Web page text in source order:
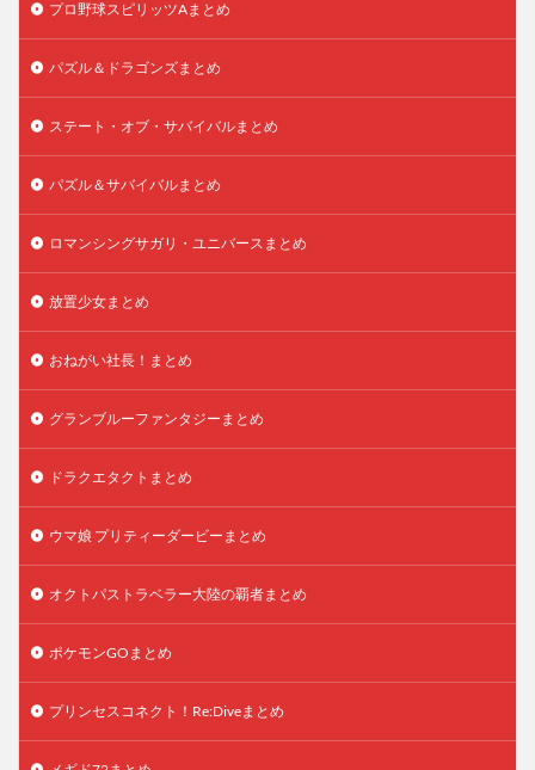
プロ野球スピリッツAまとめ
パズル＆ドラゴンズまとめ
ステート・オブ・サバイバルまとめ
パズル＆サバイバルまとめ
ロマンシングサガリ・ユニバースまとめ
放置少女まとめ
おねがい社長！まとめ
グランブルーファンタジーまとめ
ドラクエタクトまとめ
ウマ娘 プリティーダービーまとめ
オクトパストラベラー大陸の覇者まとめ
ポケモンGOまとめ
プリンセスコネクト！Re:Diveまとめ